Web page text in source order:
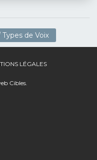
de Voix
LÉGALES
Cibles.